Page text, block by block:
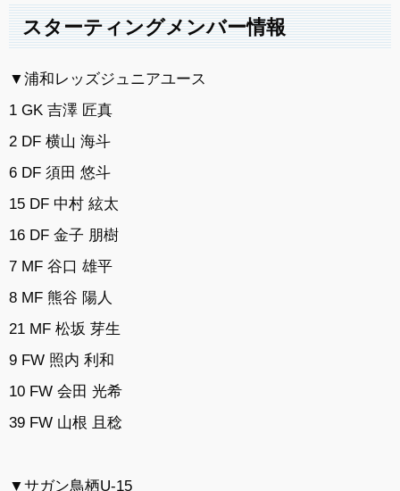
スターティングメンバー情報
▼浦和レッズジュニアユース
1 GK 吉澤 匠真
2 DF 横山 海斗
6 DF 須田 悠斗
15 DF 中村 絃太
16 DF 金子 朋樹
7 MF 谷口 雄平
8 MF 熊谷 陽人
21 MF 松坂 芽生
9 FW 照内 利和
10 FW 会田 光希
39 FW 山根 且稔
▼サガン鳥栖U-15